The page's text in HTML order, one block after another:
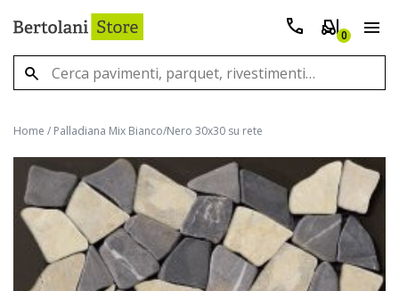
0
Home / Palladiana Mix Bianco/Nero 30x30 su rete